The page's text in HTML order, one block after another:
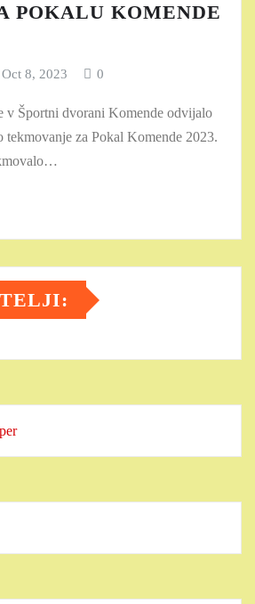
POKALU KOMENDE
Oct 8, 2023 0
v Športni dvorani Komende odvijalo
tekmovanje za Pokal Komende 2023.